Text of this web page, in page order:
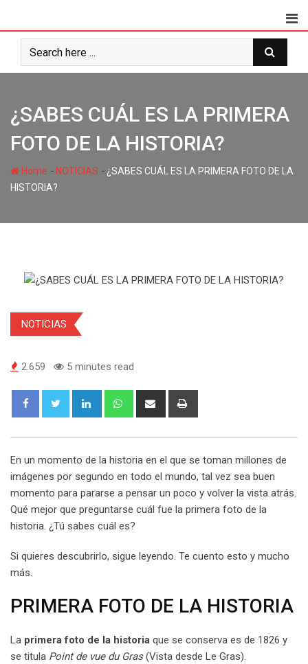
¿SABES CUÁL ES LA PRIMERA
FOTO DE LA HISTORIA?
Home - NOTICIAS - ¿SABES CUÁL ES LA PRIMERA FOTO DE LA
HISTORIA?
NOTICIAS
2.659 5 minutes read
En un momento de la historia en el que se toman millones de
imágenes por segundo en todo el mundo, tal vez sea buen
momento para pararse a pensar un poco y volver la vista atrás.
Qué mejor que preguntarse cuál fue la primera foto de la
historia. ¿Tú sabes cuál es?
Si quieres descubrirlo, sigue leyendo. Te cuento esto y mucho
más.
PRIMERA FOTO DE LA HISTORIA
La primera foto de la historia que se conserva es de 1826 y
se titula Point de vue du Gras(Vista desde Le Gras).